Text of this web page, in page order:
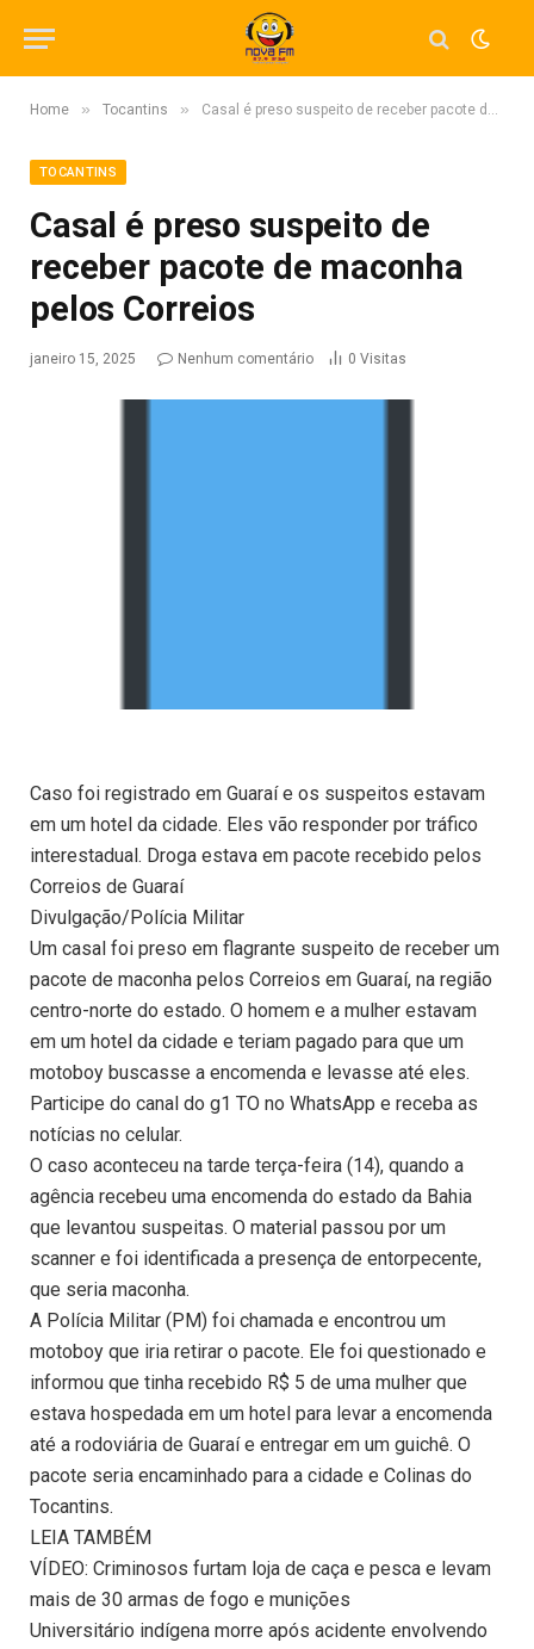
Home » Tocantins » Casal é preso suspeito de receber pacote de maconha pelos Correios
TOCANTINS
Casal é preso suspeito de
receber pacote de maconha
pelos Correios
janeiro 15, 2025 Nenhum comentário 0 Visitas
Caso foi registrado em Guaraí e os suspeitos estavam
em um hotel da cidade. Eles vão responder por tráfico
interestadual. Droga estava em pacote recebido pelos
Correios de Guaraí
Divulgação/Polícia Militar
Um casal foi preso em flagrante suspeito de receber um
pacote de maconha pelos Correios em Guaraí, na região
centro-norte do estado. O homem e a mulher estavam
em um hotel da cidade e teriam pagado para que um
motoboy buscasse a encomenda e levasse até eles.
Participe do canal do g1 TO no WhatsApp e receba as
notícias no celular.
O caso aconteceu na tarde terça-feira (14), quando a
agência recebeu uma encomenda do estado da Bahia
que levantou suspeitas. O material passou por um
scanner e foi identificada a presença de entorpecente,
que seria maconha.
A Polícia Militar (PM) foi chamada e encontrou um
motoboy que iria retirar o pacote. Ele foi questionado e
informou que tinha recebido R$ 5 de uma mulher que
estava hospedada em um hotel para levar a encomenda
até a rodoviária de Guaraí e entregar em um guichê. O
pacote seria encaminhado para a cidade e Colinas do
Tocantins.
LEIA TAMBÉM
VÍDEO: Criminosos furtam loja de caça e pesca e levam
mais de 30 armas de fogo e munições
Universitário indígena morre após acidente envolvendo